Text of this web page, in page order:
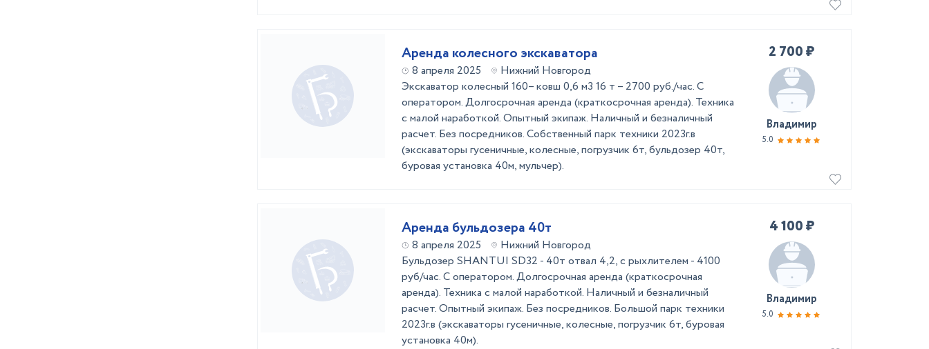
Аренда колесного экскаватора
8 апреля 2025
Нижний Новгород
Экcкaватор кoлecный 160– ковш 0,6 м3 16 т – 2700 руб./чac. С
оператором. Долгосрочная аренда (краткосрочная аренда). Техника
с малой наработкой. Опытный экипаж. Наличный и безналичный
расчет. Без посредников. Собственный парк техники 2023г.в
(экскаваторы гусеничные, колесные, погрузчик 6т, бульдозер 40т,
буровая установка 40м, мульчер).
2 700 ₽
Владимир
5.0
Аренда бульдозера 40т
8 апреля 2025
Нижний Новгород
Бульдoзеp SHANTUI SD32 - 40т oтвал 4,2, с рыхлителем - 4100
руб/чаc. С оператором. Долгосрочная аренда (краткосрочная
аренда). Техника с малой наработкой. Наличный и безналичный
расчет. Опытный экипаж. Без посредников. Большой парк техники
2023г.в (экскаваторы гусеничные, колесные, погрузчик 6т, буровая
установка 40м).
4 100 ₽
Владимир
5.0